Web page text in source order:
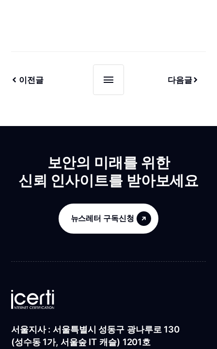
이전글 다음글
보안의 미래를 위한
신뢰 인사이트를 받아보세요
뉴스레터 구독신청
서울지사 : 서울특별시 성동구 광나루로 130
(성수동 1가, 서울숲 IT 캐슬) 1201호